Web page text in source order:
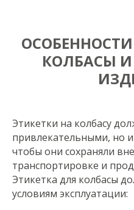
КОЛБАСЫ
Этикетки на колбасу
привлекательными, но
чтобы они сохраняли
транспортировке и
Этикетка для колбасы
условиям эксплуатации: